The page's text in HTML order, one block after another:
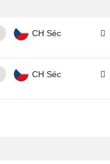
CH Séc
CH Séc